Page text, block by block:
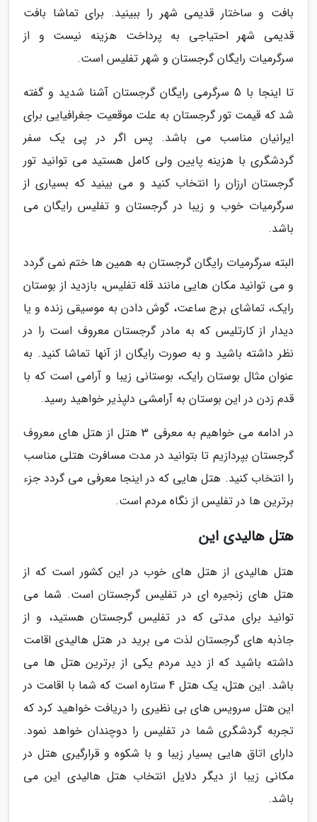
بافت و ساختار قدیمی شهر را ببینید. برای تماشا بافت
قدیمی شهر احتیاجی به پرداخت هزینه نیست و از
سرگرمیات رایگان گرجستان و شهر تفلیس است.
تا اینجا با 5 سرگرمی رایگان گرجستان آشنا شدید و گفته
شد که قیمت تور گرجستان به علت موقعیت جغرافیایی برای
ایرانیان مناسب می باشد. پس اگر در پی یک سفر
گردشگری با هزینه پایین ولی کامل هستید می توانید تور
گرجستان ارزان را انتخاب کنید و می بینید که بسیاری از
سرگرمیات خوب و زیبا در گرجستان و تفلیس رایگان می
باشد.
البته سرگرمیات رایگان گرجستان به همین ها ختم نمی گردد
و می توانید مکان هایی مانند قله تفلیس، بازدید از بوستان
رایک، تماشای برج ساعت، گوش دادن به موسیقی زنده و یا
دیدار از کارتلیس که به مادر گرجستان معروف است را در
نظر داشته باشید و به صورت رایگان از آنها تماشا کنید. به
عنوان مثال بوستان رایک، بوستانی زیبا و آرامی است که با
قدم زدن در این بوستان به آرامشی دلپذیر خواهید رسید.
در ادامه می خواهیم به معرفی 3 هتل از هتل های معروف
گرجستان بپردازیم تا بتوانید در مدت مسافرت هتلی مناسب
را انتخاب کنید. هتل هایی که در اینجا معرفی می گردد جزء
برترین ها در تفلیس از نگاه مردم است.
هتل هالیدی این
هتل هالیدی از هتل های خوب در این کشور است که از
هتل های زنجیره ای در تفلیس گرجستان است. شما می
توانید برای مدتی که در تفلیس گرجستان هستید، و از
جاذبه های گرجستان لذت می برید در هتل هالیدی اقامت
داشته باشید که از دید مردم یکی از برترین هتل ها می
باشد. این هتل، یک هتل 4 ستاره است که شما با اقامت در
این هتل سرویس های بی نظیری را دریافت خواهید کرد که
تجربه گردشگری شما در تفلیس را دوچندان خواهد نمود.
دارای اتاق هایی بسیار زیبا و با شکوه و قرارگیری هتل در
مکانی زیبا از دیگر دلایل انتخاب هتل هالیدی این می
باشد.